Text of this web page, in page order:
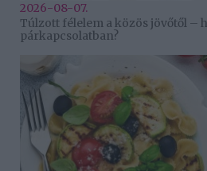
2026-08-07.
Túlzott félelem a közös jövőtől –
párkapcsolatban?